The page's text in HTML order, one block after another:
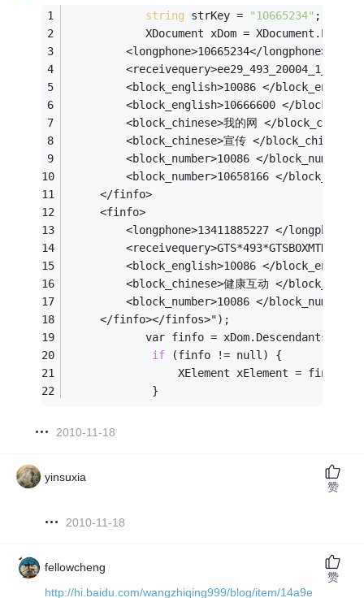
string strKey = "10665234" ;
XDocument xDom =
<longphone>10665234</longphone>
<block_english>10086 </
<block_english>10666600 </
<block_chinese>我的网 </
<block_chinese>宣传 </block_chinese>
<block_number>10086 </block_number>
<block_number>10658166 </
</finfo>
<finfo>
<longphone>13411885227 </longphone>
<block_english>10086 </
<block_chinese>健康互动 </
<block_number>10086 </block_number>
   	 </finfo></finfos>");
            var finfo = xDom.Descendants(
if (finfo != null) {
                 XElement xElement = finfo;
             }
2010-11-18
yinsuxia
2010-11-18
赞
fellowcheng
http://hi.baidu.com/wangzhiqing999/blog/item/14a9e
赞